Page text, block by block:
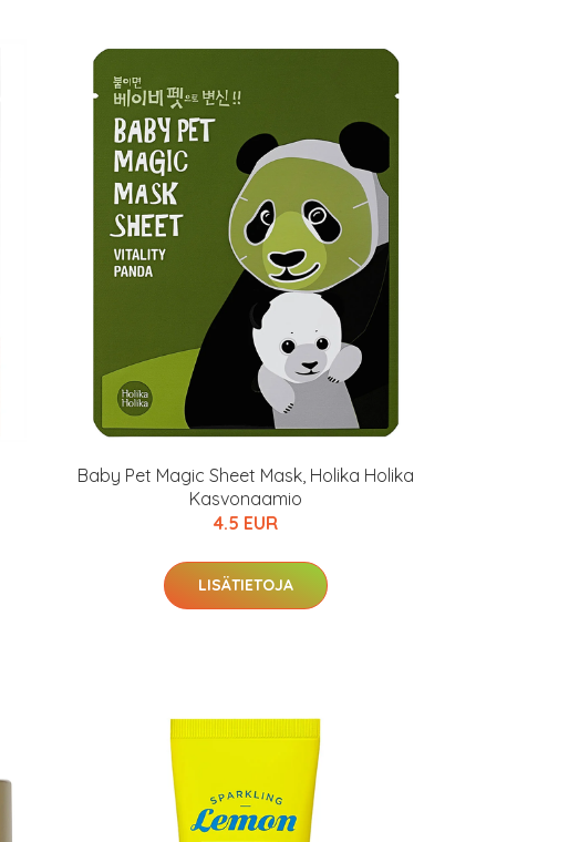
Baby Pet Magic Sheet Mask, Holika Holika
Kasvonaamio
4.5 EUR
LISÄTIETOJA